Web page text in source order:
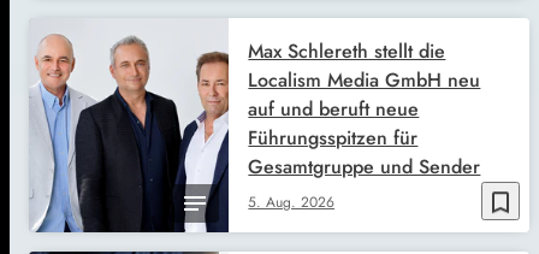
bookmark_border
5. Aug. 2026
Max Schlereth stellt die
Localism Media GmbH neu
auf und beruft neue
Führungsspitzen für
Gesamtgruppe und Sender